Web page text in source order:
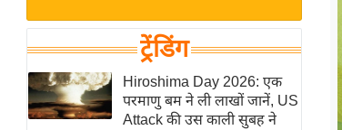
News
Hindi
Videos
खेल
क्रिकेट
IPL
2026
ट्रेंडिंग
Hiroshima Day 2026: एक
परमाणु बम ने ली लाखों जानें, US
Attack की उस काली सुबह ने